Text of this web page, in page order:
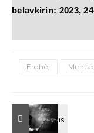
belavkirin: 2023,
Erdhêj